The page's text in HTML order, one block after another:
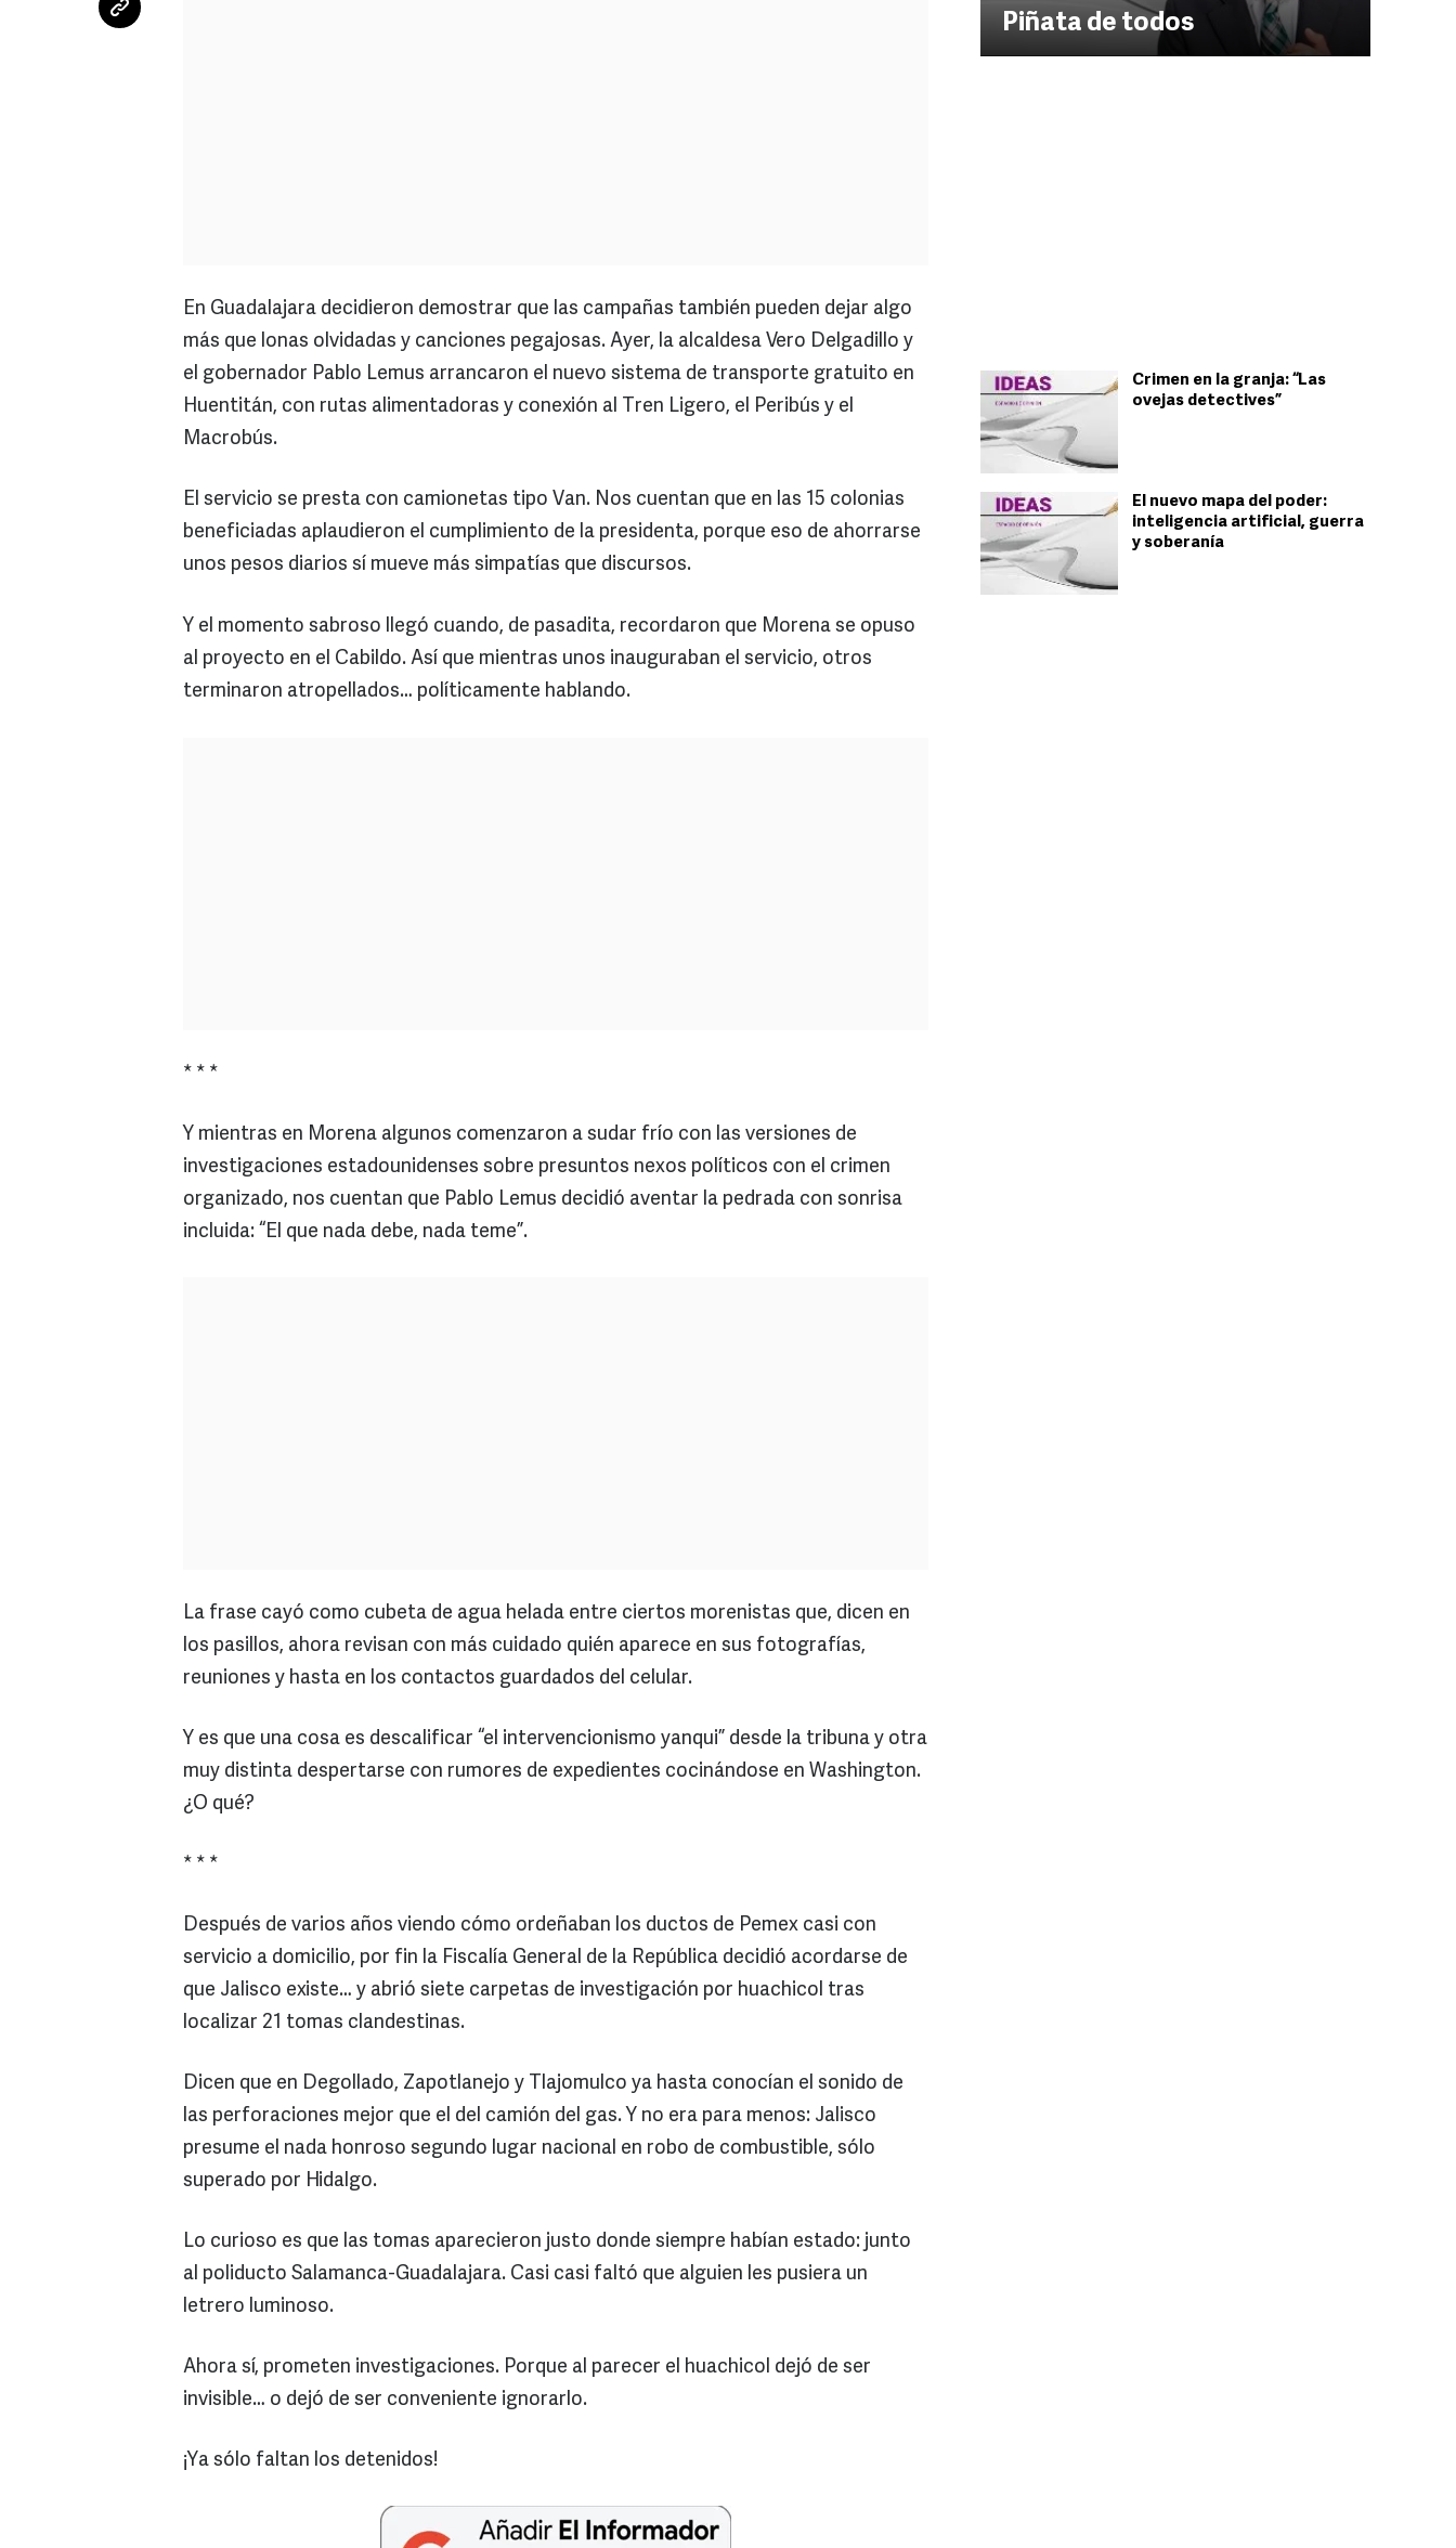
Piñata de todos
Crimen en la granja: “Las
ovejas detectives”
El nuevo mapa del poder:
inteligencia artificial, guerra
y soberanía
En Guadalajara decidieron demostrar que las campañas también pueden dejar algo
más que lonas olvidadas y canciones pegajosas. Ayer, la alcaldesa Vero Delgadillo y
el gobernador Pablo Lemus arrancaron el nuevo sistema de transporte gratuito en
Huentitán, con rutas alimentadoras y conexión al Tren Ligero, el Peribús y el
Macrobús.
El servicio se presta con camionetas tipo Van. Nos cuentan que en las 15 colonias
beneficiadas aplaudieron el cumplimiento de la presidenta, porque eso de ahorrarse
unos pesos diarios sí mueve más simpatías que discursos.
Y el momento sabroso llegó cuando, de pasadita, recordaron que Morena se opuso
al proyecto en el Cabildo. Así que mientras unos inauguraban el servicio, otros
terminaron atropellados… políticamente hablando.
* * *
Y mientras en Morena algunos comenzaron a sudar frío con las versiones de
investigaciones estadounidenses sobre presuntos nexos políticos con el crimen
organizado, nos cuentan que Pablo Lemus decidió aventar la pedrada con sonrisa
incluida: “El que nada debe, nada teme”.
La frase cayó como cubeta de agua helada entre ciertos morenistas que, dicen en
los pasillos, ahora revisan con más cuidado quién aparece en sus fotografías,
reuniones y hasta en los contactos guardados del celular.
Y es que una cosa es descalificar “el intervencionismo yanqui” desde la tribuna y otra
muy distinta despertarse con rumores de expedientes cocinándose en Washington.
¿O qué?
* * *
Después de varios años viendo cómo ordeñaban los ductos de Pemex casi con
servicio a domicilio, por fin la Fiscalía General de la República decidió acordarse de
que Jalisco existe… y abrió siete carpetas de investigación por huachicol tras
localizar 21 tomas clandestinas.
Dicen que en Degollado, Zapotlanejo y Tlajomulco ya hasta conocían el sonido de
las perforaciones mejor que el del camión del gas. Y no era para menos: Jalisco
presume el nada honroso segundo lugar nacional en robo de combustible, sólo
superado por Hidalgo.
Lo curioso es que las tomas aparecieron justo donde siempre habían estado: junto
al poliducto Salamanca-Guadalajara. Casi casi faltó que alguien les pusiera un
letrero luminoso.
Ahora sí, prometen investigaciones. Porque al parecer el huachicol dejó de ser
invisible… o dejó de ser conveniente ignorarlo.
¡Ya sólo faltan los detenidos!